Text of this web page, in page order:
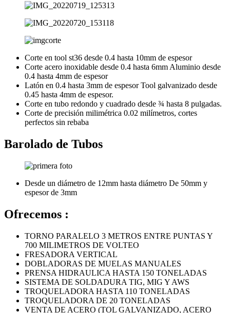
Corte en tool st36 desde 0.4 hasta 10mm de espesor
Corte acero inoxidable desde 0.4 hasta 6mm Aluminio desde
0.4 hasta 4mm de espesor
Latón en 0.4 hasta 3mm de espesor Tool galvanizado desde
0.45 hasta 4mm de espesor.
Corte en tubo redondo y cuadrado desde ¾ hasta 8 pulgadas.
Corte de precisión milimétrica 0.02 milímetros, cortes
perfectos sin rebaba
Barolado de Tubos
Desde un diámetro de 12mm hasta diámetro De 50mm y
espesor de 3mm
Ofrecemos :
TORNO PARALELO 3 METROS ENTRE PUNTAS Y
700 MILIMETROS DE VOLTEO
FRESADORA VERTICAL
DOBLADORAS DE MUELAS MANUALES
PRENSA HIDRAULICA HASTA 150 TONELADAS
SISTEMA DE SOLDADURA TIG, MIG Y AWS
TROQUELADORA HASTA 110 TONELADAS
TROQUELADORA DE 20 TONELADAS
VENTA DE ACERO (TOL GALVANIZADO, ACERO